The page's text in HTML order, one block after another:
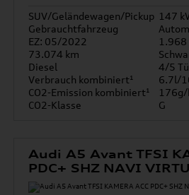
SUV/Geländewagen/Pickup 147
Gebrauchtfahrzeug
EZ: 05/2022
1.968
73.074 km
Diesel
4/5
Verbrauch kombiniert¹
6.7l/
CO2-Emission kombiniert¹
176g/
CO2-Klasse
G
Audi A5 Avant TFSI
PDC+ SHZ NAVI